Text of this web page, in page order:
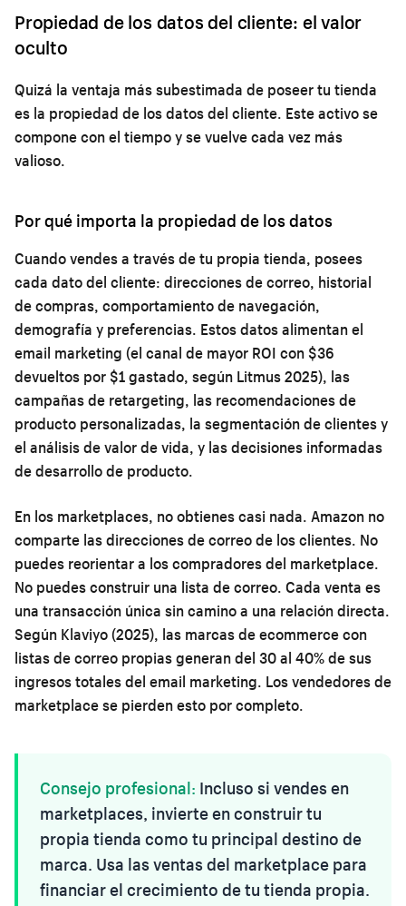
Propiedad de los datos del cliente: el valor
oculto
Quizá la ventaja más subestimada de poseer tu tienda
es la propiedad de los datos del cliente. Este activo se
compone con el tiempo y se vuelve cada vez más
valioso.
Por qué importa la propiedad de los datos
Cuando vendes a través de tu propia tienda, posees
cada dato del cliente: direcciones de correo, historial
de compras, comportamiento de navegación,
demografía y preferencias. Estos datos alimentan el
email marketing (el canal de mayor ROI con $36
devueltos por $1 gastado, según Litmus 2025), las
campañas de retargeting, las recomendaciones de
producto personalizadas, la segmentación de clientes y
el análisis de valor de vida, y las decisiones informadas
de desarrollo de producto.
En los marketplaces, no obtienes casi nada. Amazon no
comparte las direcciones de correo de los clientes. No
puedes reorientar a los compradores del marketplace.
No puedes construir una lista de correo. Cada venta es
una transacción única sin camino a una relación directa.
Según Klaviyo (2025), las marcas de ecommerce con
listas de correo propias generan del 30 al 40% de sus
ingresos totales del email marketing. Los vendedores de
marketplace se pierden esto por completo.
Consejo profesional: Incluso si vendes en
marketplaces, invierte en construir tu
propia tienda como tu principal destino de
marca. Usa las ventas del marketplace para
financiar el crecimiento de tu tienda propia.